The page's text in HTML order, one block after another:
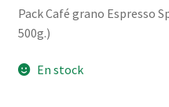
original
$44.990.
Pack Café grano Espresso
500g.)
En stock